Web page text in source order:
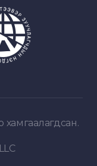
хамгаалагдсан.